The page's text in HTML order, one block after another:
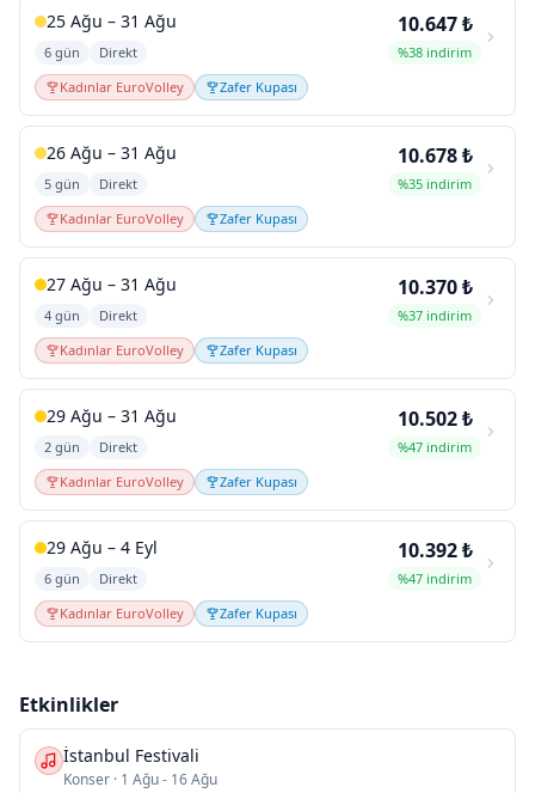
25 Ağu – 31 Ağu
6 gün
Direkt
Kadınlar EuroVolley
Zafer Kupası
10.647 ₺
%38 indirim
26 Ağu – 31 Ağu
5 gün
Direkt
Kadınlar EuroVolley
Zafer Kupası
10.678 ₺
%35 indirim
27 Ağu – 31 Ağu
4 gün
Direkt
Kadınlar EuroVolley
Zafer Kupası
10.370 ₺
%37 indirim
29 Ağu – 31 Ağu
2 gün
Direkt
Kadınlar EuroVolley
Zafer Kupası
10.502 ₺
%47 indirim
29 Ağu – 4 Eyl
6 gün
Direkt
Kadınlar EuroVolley
Zafer Kupası
10.392 ₺
%47 indirim
Etkinlikler
İstanbul Festivali
Konser · 1 Ağu - 16 Ağu